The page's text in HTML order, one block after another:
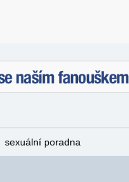
sexuální poradna